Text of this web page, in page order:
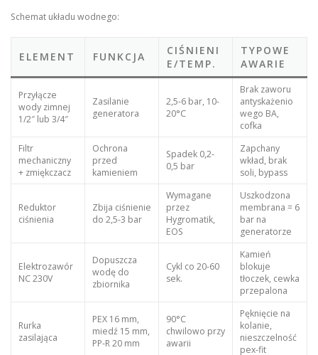
Schemat układu wodnego:
ELEMENT FUNKCJA
CIŚNIENI
E/TEMP.
TYPOWE
AWARIE
Przyłącze
wody zimnej
1/2″ lub 3/4″
Zasilanie
generatora
2,5-6 bar, 10-
20°C
Brak zaworu
antyskażenio
wego BA,
cofka
Filtr
mechaniczny
+ zmiękczacz
Ochrona
przed
kamieniem
Spadek 0,2-
0,5 bar
Zapchany
wkład, brak
soli, bypass
Reduktor
ciśnienia
Zbija ciśnienie
do 2,5-3 bar
Wymagane
przez
Hygromatik,
EOS
Uszkodzona
membrana = 6
bar na
generatorze
Elektrozawór
NC 230V
Dopuszcza
wodę do
zbiornika
Cykl co 20-60
sek.
Kamień
blokuje
tłoczek, cewka
przepalona
Rurka
zasilająca
PEX 16 mm,
miedź 15 mm,
PP-R 20 mm
90°C
chwilowo przy
awarii
Pęknięcie na
kolanie,
nieszczelność
pex-fit